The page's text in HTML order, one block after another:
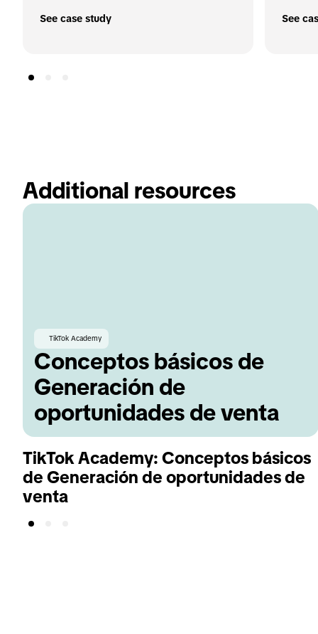
See case study See
Additional resources
TikTok Academy
Conceptos básicos de
Generación de
oportunidades de venta
TikTok Academy: Conceptos básicos
de Generación de oportunidades de
venta